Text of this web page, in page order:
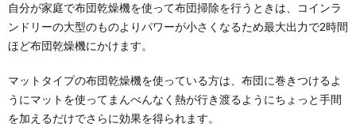
自分が家庭で布団乾燥機を使って布団掃除を行うときは、コインラ
ンドリーの大型のものよりパワーが小さくなるため最大出力で2時間
ほど布団乾燥機にかけます。
マットタイプの布団乾燥機を使っている方は、布団に巻きつけるよ
うにマットを使ってまんべんなく熱が行き渡るようにちょっと手間
を加えるだけでさらに効果を得られます。